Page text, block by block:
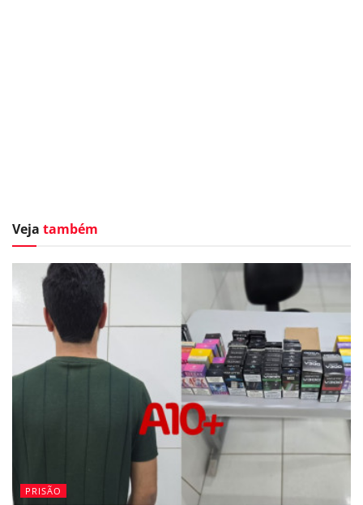
Veja também
PRISÃO